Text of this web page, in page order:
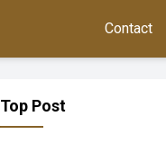
Contact
Top Post